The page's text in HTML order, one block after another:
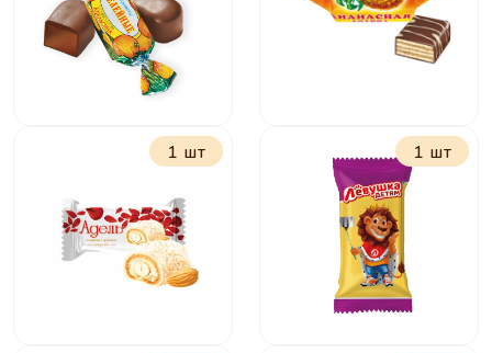
шоколадный крем
Фронт
классические
Желейные в
шоколаде в
ассортимете
Ананасная долина
1 шт 1 шт